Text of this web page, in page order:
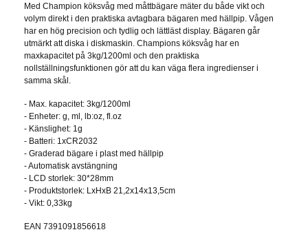
Med Champion köksvåg med måttbägare mäter du både vikt och
volym direkt i den praktiska avtagbara bägaren med hällpip. Vågen
har en hög precision och tydlig och lättläst display. Bägaren går
utmärkt att diska i diskmaskin. Champions köksvåg har en
maxkapacitet på 3kg/1200ml och den praktiska
nollställningsfunktionen gör att du kan väga flera ingredienser i
samma skål.
- Max. kapacitet: 3kg/1200ml
- Enheter: g, ml, lb:oz, fl.oz
- Känslighet: 1g
- Batteri: 1xCR2032
- Graderad bägare i plast med hällpip
- Automatisk avstängning
- LCD storlek: 30*28mm
- Produktstorlek: LxHxB 21,2x14x13,5cm
- Vikt: 0,33kg
EAN 7391091856618